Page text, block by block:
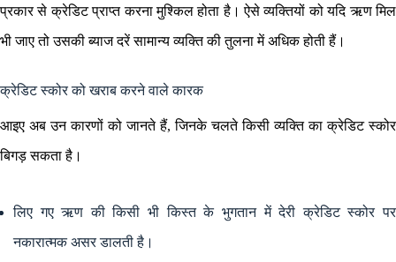
प्रकार से क्रेडिट प्राप्त करना मुश्किल होता है। ऐसे व्यक्तियों को यदि ऋण मिल
भी जाए तो उसकी ब्याज दरें सामान्य व्यक्ति की तुलना में अधिक होती हैं।
क्रेडिट स्कोर को खराब करने वाले कारक
आइए अब उन कारणों को जानते हैं, जिनके चलते किसी व्यक्ति का क्रेडिट स्कोर
बिगड़ सकता है।
लिए गए ऋण की किसी भी किस्त के भुगतान में देरी क्रेडिट स्कोर पर
नकारात्मक असर डालती है।